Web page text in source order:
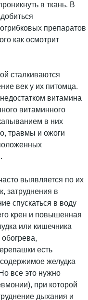
в ткань. В
препаратов
как осмотрит
сталкиваются
век у их питомца.
витамина
витаминного
в них
травмы и ожоги
выявляется по их
затруднения в
спускаться в воду
крен и повышенная
или кишечника
обогрева,
есть
желудка
все это нужно
при которой
дыхания и